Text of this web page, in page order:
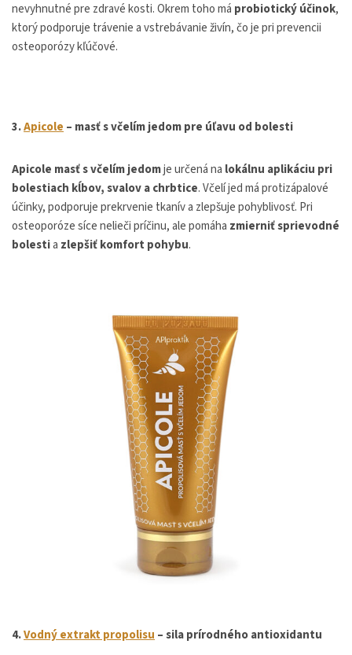
nevyhnutné pre zdravé kosti. Okrem toho má probiotický účinok,
ktorý podporuje trávenie a vstrebávanie živín, čo je pri prevencii
osteoporózy kľúčové.
3.Apicole – masť s včelím jedom pre úľavu od bolesti
Apicole masť s včelím jedomje určená na lokálnu aplikáciu pri
bolestiach kĺbov, svalov a chrbtice. Včelí jed má protizápalové
účinky, podporuje prekrvenie tkanív a zlepšuje pohyblivosť. Pri
osteoporóze síce nelieči príčinu, ale pomáha zmierniť sprievodné
bolestia zlepšiť komfort pohybu.
4.Vodný extrakt propolisu – sila prírodného antioxidantu